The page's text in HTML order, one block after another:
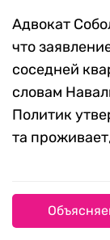
Адвокат
что
соседней
словам
Политик
та